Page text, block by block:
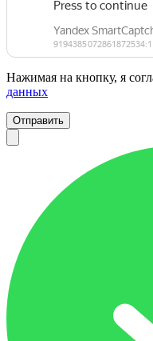
Нажимая на кнопку, я
данных
Отправить